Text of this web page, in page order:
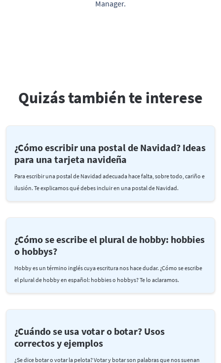
Manager.
Quizás también te interese
¿Cómo escribir una postal de Navidad? Ideas
para una tarjeta navideña
Para escribir una postal de Navidad adecuada hace falta, sobre todo, cariño e
ilusión. Te explicamos qué debes incluir en una postal de Navidad.
¿Cómo se escribe el plural de hobby: hobbies
o hobbys?
Hobby es un término inglés cuya escritura nos hace dudar. ¿Cómo se escribe
el plural de hobby en español: hobbies o hobbys? Te lo aclaramos.
¿Cuándo se usa votar o botar? Usos
correctos y ejemplos
¿Se dice botar o votar la pelota? Votar y botar son palabras que nos suenan